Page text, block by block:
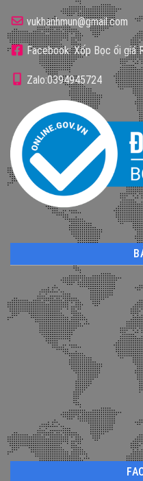
vukhanhmun@gmail.com
Facebook: Xốp Bọc ổi giá
Zalo:0394945724